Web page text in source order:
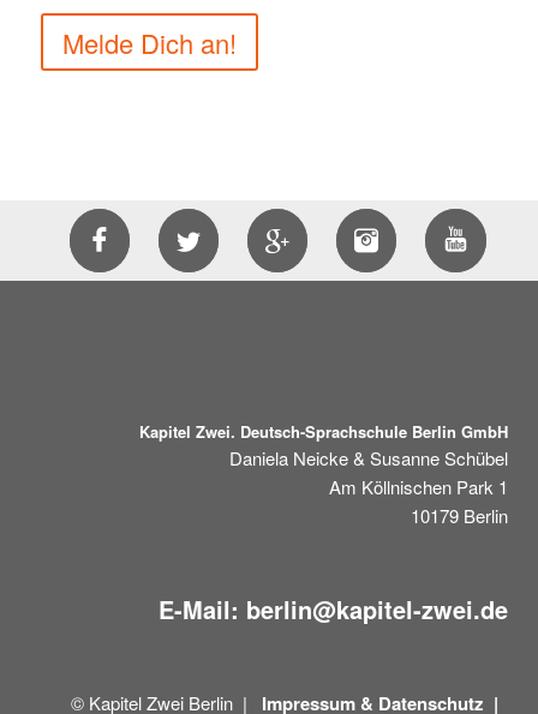
Melde Dich an!
Kapitel Zwei. Deutsch-Sprachschule Berlin GmbH
Daniela Neicke & Susanne Schübel
Am Köllnischen Park 1
10179 Berlin
E-Mail: berlin@kapitel-zwei.de
© Kapitel Zwei Berlin | Impressum & Datenschutz |